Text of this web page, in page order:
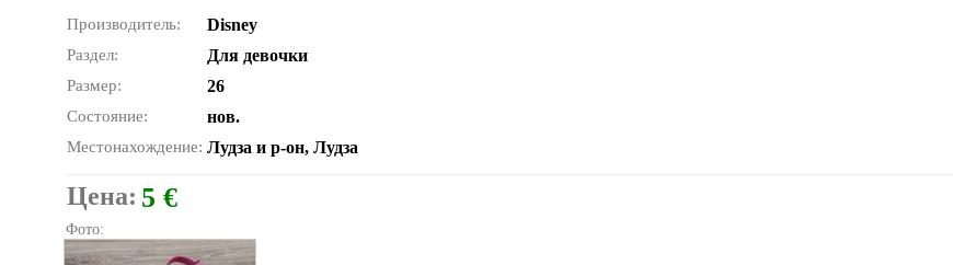
Производитель: Disney
Раздел: Для девочки
Размер: 26
Состояние: нов.
Местонахождение: Лудза и р-он, Лудза
Цена: 5 €
Фото: